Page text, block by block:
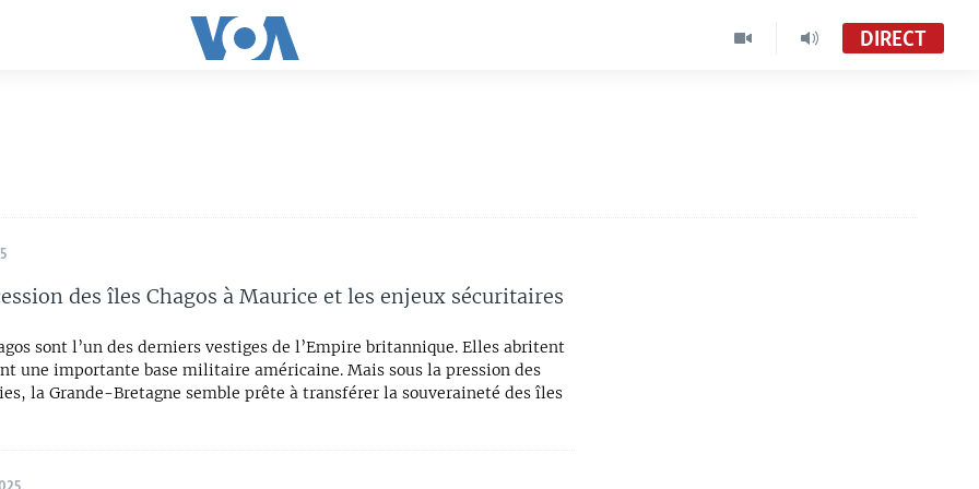
DIRECT
des îles Chagos à Maurice et les enjeux sécuritaires
sont l’un des derniers vestiges de l’Empire britannique. Elles abritent
une importante base militaire américaine. Mais sous la pression des
la Grande-Bretagne semble prête à transférer la souveraineté des îles